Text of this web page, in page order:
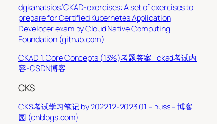
dgkanatsios/CKAD-exercises: A set of exercises to
prepare for Certified Kubernetes Application
Developer exam by Cloud Native Computing
Foundation (github.com)
CKAD 1. Core Concepts (13%)考题答案_ckad考试内
容-CSDN博客
CKS
CKS考试学习笔记 by 2022.12-2023.01 – huss – 博客
园 (cnblogs.com)